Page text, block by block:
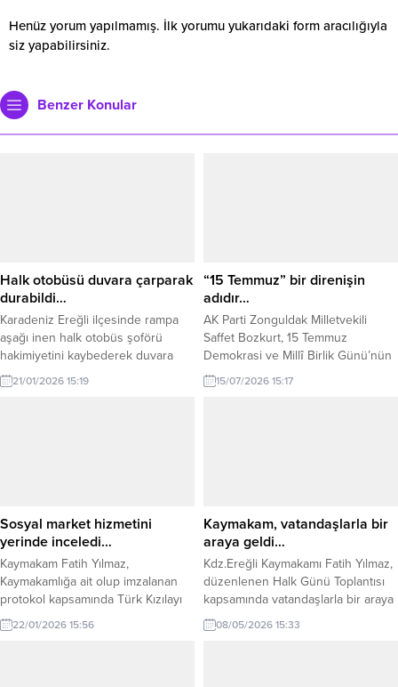
Henüz yorum yapılmamış. İlk yorumu yukarıdaki form aracılığıyla
siz yapabilirsiniz.
Benzer Konular
Halk otobüsü duvara çarparak
durabildi…
Karadeniz Ereğli ilçesinde rampa
aşağı inen halk otobüs şoförü
hakimiyetini kaybederek duvara
çarparak durabildi. Kaza ilçeye bağlı
Kestaneci mahallesinde meydana
Çarpmanın şiddetiyle evde...
21/01/2026 15:19
“15 Temmuz” bir direnişin
adıdır…
AK Parti Zonguldak Milletvekili
Saffet Bozkurt, 15 Temmuz
Demokrasi ve Millî Birlik Günü’nün
10. yıl dönümü dolayısıyla
yayımladığı mesajda, 15 Temmuz’un
Tayyip Erdoğan’ın liderliğinde
milletin gösterdiği kararlı...
15/07/2026 15:17
Sosyal market hizmetini
yerinde inceledi…
Kaymakam Fatih Yılmaz,
Kaymakamlığa ait olup imzalanan
protokol kapsamında Türk Kızılayı
Kdz. Ereğli Şube Başkanlığı
tarafından vatandaşlara hizmet
22/01/2026 15:56
Kaymakam, vatandaşlarla bir
araya geldi…
Kdz.Ereğli Kaymakamı Fatih Yılmaz,
düzenlenen Halk Günü Toplantısı
kapsamında vatandaşlarla bir araya
geldi. Yapılan açıklama şu şekilde:
“Vatandaşlarımızın talep, öneri ve
08/05/2026 15:33